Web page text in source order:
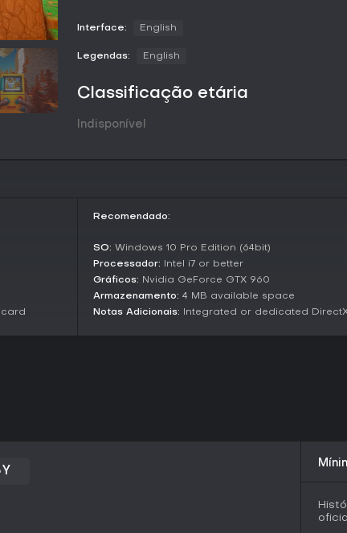
estilizado, priorizando lógica e consciência
Modos de Jogo
multiplayer mencionados. A jogabilidade gira em
resolução de puzzles em seus dois mundos.
História e Ambientação
Elementos ocultos incentivam uma exploração
jogadores com mais detalhes sobre a trama. O
partida cotidianos, como uma garagem familiar,
bizarras que tornam a aventura imprevisível.
agradar entusiastas de indie games em busca de
Se você gosta de aventuras single-player diretas,
competitivos deve aguardar mais informações
Interface: English
Legendas: English
Classificação etária
Indisponível
Recomendado:
SO: Windows 10 Pro Edition (64bit)
Processador: Intel i7 or better
Gráficos: Nvidia GeForce GTX 960
Armazenamento: 4 MB available space
Notas Adicionais: Integrated or dedicated